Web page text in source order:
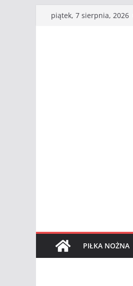
Przejdźpiątek, 7 sierpnia, 2026
PIŁKA NOŻNA